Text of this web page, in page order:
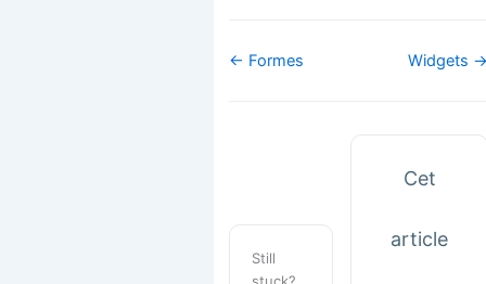
Navigation
← Formes Widgets
Still
stuck?
Cet
article